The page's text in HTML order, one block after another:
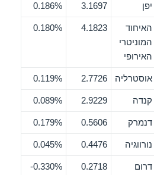
יפן 3.1697
0.186%
האיחוד
המוניטרי
האירופי
4.1823
0.180%
אוסטרליה 2.7726
0.119%
קנדה 2.9229
0.089%
דנמרק 0.5606
0.179%
נורווגיה 0.4476
0.045%
דרום
0.2718
0.330%-